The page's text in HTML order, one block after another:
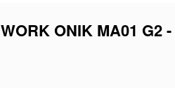
ONIK MA01 G2